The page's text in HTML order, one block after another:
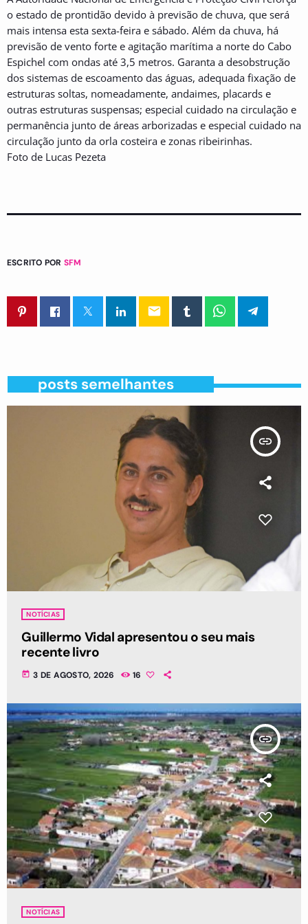
o estado de prontidão devido à previsão de chuva, que será
mais intensa esta sexta-feira e sábado. Além da chuva, há
previsão de vento forte e agitação marítima a norte do Cabo
Espichel com ondas até 3,5 metros. Garanta a desobstrução
dos sistemas de escoamento das águas, adequada fixação de
estruturas soltas, nomeadamente, andaimes, placards e
outras estruturas suspensas; especial cuidado na circulação e
permanência junto de áreas arborizadas e especial cuidado na
circulação junto da orla costeira e zonas ribeirinhas.
Foto de Lucas Pezeta
ESCRITO POR SFM
email
posts semelhantes
insert_link
NOTÍCIAS
Guillermo Vidal apresentou o seu mais
recente livro
today 3 DE AGOSTO, 2026 16
insert_link
NOTÍCIAS